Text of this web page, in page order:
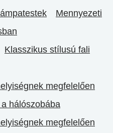
Mennyezeti
Klasszikus stílusú fali
megfelelően
hálószobába
megfelelően